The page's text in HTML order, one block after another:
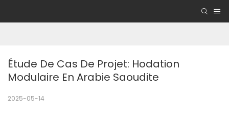
Étude De Cas De Projet: Hodation
Modulaire En Arabie Saoudite
2025-05-14